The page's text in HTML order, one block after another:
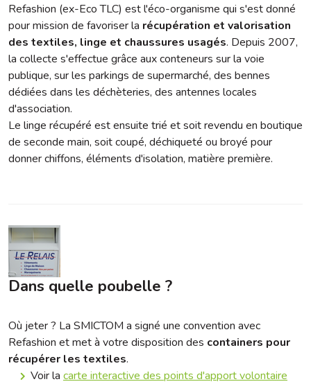
Refashion (ex-Eco TLC) est l'éco-organisme qui s'est donné
pour mission de favoriser la récupération et valorisation
des textiles, linge et chaussures usagés. Depuis 2007,
la collecte s'effectue grâce aux conteneurs sur la voie
publique, sur les parkings de supermarché, des bennes
dédiées dans les déchèteries, des antennes locales
d'association.
Le linge récupéré est ensuite trié et soit revendu en boutique
de seconde main, soit coupé, déchiqueté ou broyé pour
donner chiffons, éléments d'isolation, matière première.
Dans quelle poubelle ?
Où jeter ? La SMICTOM a signé une convention avec
Refashion et met à votre disposition des containers pour
récupérer les textiles.
Voir la carte interactive des points d'apport volontaire